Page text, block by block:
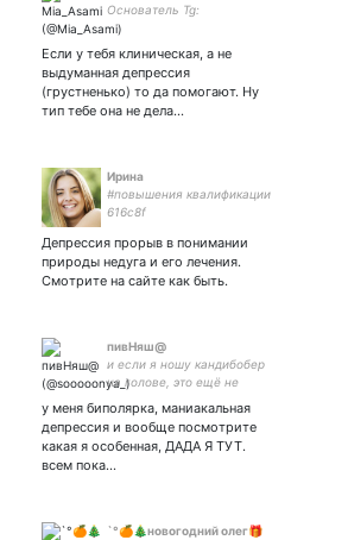
Основатель Tg:
Если у тебя клиническая, а не
выдуманная депрессия
(грустненько) то да помогают. Ну
тип тебе она не дела…
Ирина
#повышения квалификации
616c8f
Депрессия прорыв в понимании
природы недуга и его лечения.
Смотрите на сайте как быть.
пивНяш@
и если я ношу кандибобер
на голове, это ещё не
у меня биполярка, маниакальная
депрессия и вообще посмотрите
какая я особенная, ДАДА Я ТУТ.
всем пока…
`°🍊🎄новогодний олег🎁